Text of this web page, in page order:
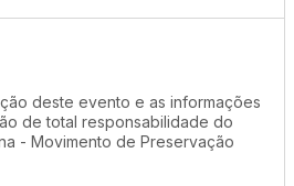
deste evento e as informações
de total responsabilidade do
- Movimento de Preservação